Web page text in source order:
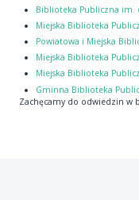
Biblioteka Publiczna im.
Miejska Biblioteka
Powiatowa i Miejska
Miejska Biblioteka
Miejska Biblioteka
Gminna Biblioteka
Zachęcamy do odwiedzin w